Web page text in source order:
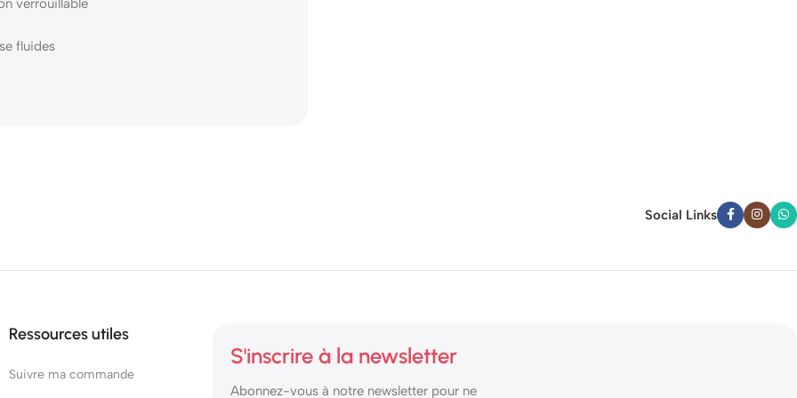
fluides
Social Links
Ressources utiles
Suivre ma commande
S'inscrire à la newsletter
Abonnez-vous à notre newsletter pour ne